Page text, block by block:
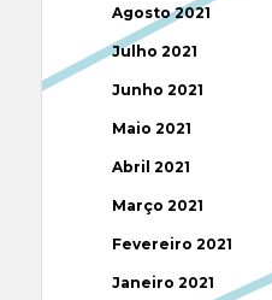
Agosto 2021
Julho 2021
Junho 2021
Maio 2021
Abril 2021
Março 2021
Fevereiro 2021
Janeiro 2021